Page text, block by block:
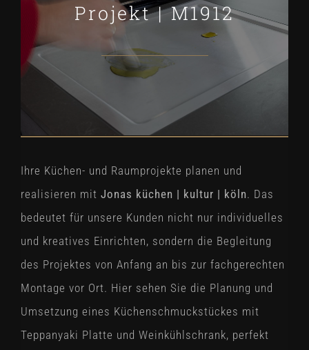
Projekt | M1912
Ihre Küchen- und Raumprojekte planen und
realisieren mit Jonas küchen | kultur | köln. Das
bedeutet für unsere Kunden nicht nur individuelles
und kreatives Einrichten, sondern die Begleitung
des Projektes von Anfang an bis zur fachgerechten
Montage vor Ort. Hier sehen Sie die Planung und
Umsetzung eines Küchenschmuckstückes mit
Teppanyaki Platte und Weinkühlschrank, perfekt